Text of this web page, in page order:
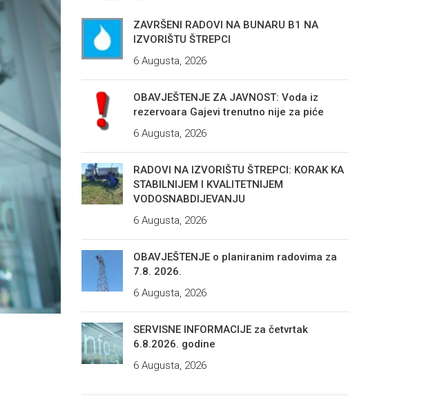
ZAVRŠENI RADOVI NA BUNARU B1 NA
IZVORIŠTU ŠTREPCI
6 Augusta, 2026
OBAVJEŠTENJE ZA JAVNOST: Voda iz
rezervoara Gajevi trenutno nije za piće
6 Augusta, 2026
RADOVI NA IZVORIŠTU ŠTREPCI: KORAK KA
STABILNIJEM I KVALITETNIJEM
VODOSNABDIJEVANJU
6 Augusta, 2026
OBAVJEŠTENJE o planiranim radovima za
7.8. 2026.
6 Augusta, 2026
SERVISNE INFORMACIJE za četvrtak
6.8.2026. godine
6 Augusta, 2026